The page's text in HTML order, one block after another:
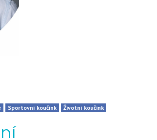
Sportovní koučink Životní koučink